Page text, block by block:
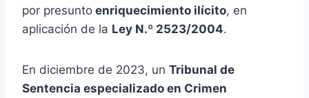
por presunto enriquecimiento ilícito, en
aplicación de la Ley N.º 2523/2004.
En diciembre de 2023, un Tribunal de
Sentencia especializado en Crimen